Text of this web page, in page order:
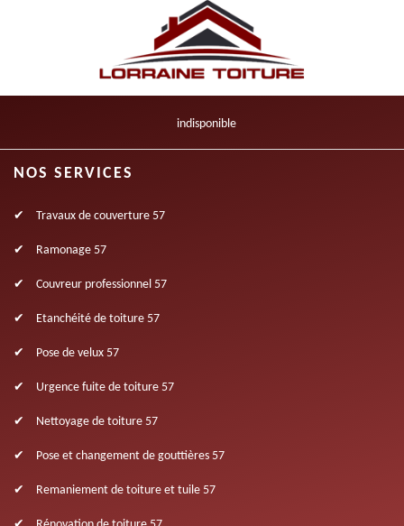
indisponible
NOS SERVICES
Travaux de couverture 57
Ramonage 57
Couvreur professionnel 57
Etanchéité de toiture 57
Pose de velux 57
Urgence fuite de toiture 57
Nettoyage de toiture 57
Pose et changement de gouttières 57
Remaniement de toiture et tuile 57